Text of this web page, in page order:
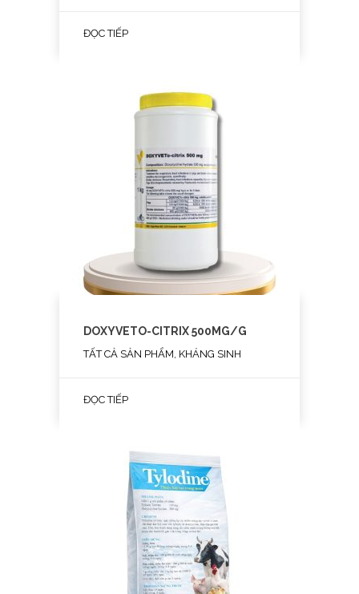
ĐỌC TIẾP
DOXYVETO-CITRIX 500MG/G
TẤT CẢ SẢN PHẨM, KHÁNG SINH
ĐỌC TIẾP